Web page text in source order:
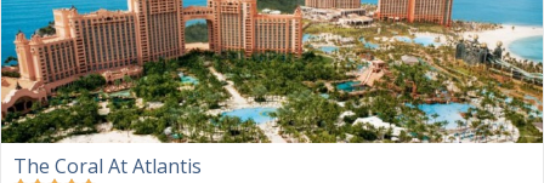
The Coral At Atlantis